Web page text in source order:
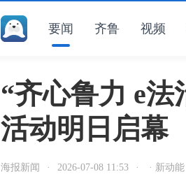
要闻 齐鲁 视频
“齐心鲁力 e
活动明日启幕
海报新闻 · 2026-07-08 11:53 · · 新动能